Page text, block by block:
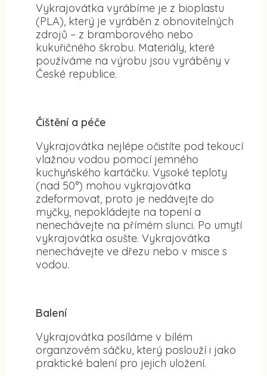
Vykrajovátka vyrábíme je z bioplastu
(PLA), který je vyráběn z obnovitelných
zdrojů – z bramborového nebo
kukuřičného škrobu. Materiály, které
používáme na výrobu jsou vyráběny v
České republice.
Čištění a péče
Vykrajovátka nejlépe očistíte pod tekoucí
vlažnou vodou pomocí jemného
kuchyňského kartáčku. Vysoké teploty
(nad 50°) mohou vykrajovátka
zdeformovat, proto je nedávejte do
myčky, nepokládejte na topení a
nenechávejte na přímém slunci. Po umytí
vykrajovátka osušte. Vykrajovátka
nenechávejte ve dřezu nebo v misce s
vodou.
Balení
Vykrajovátka posíláme v bílém
organzovém sáčku, který poslouží i jako
praktické balení pro jejich uložení.